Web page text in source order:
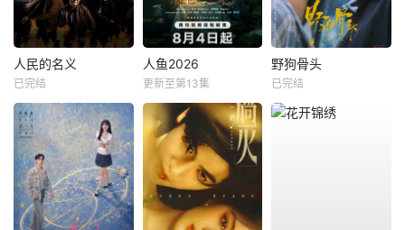
人民的名义
已完结
人鱼2026
更新至第13集
野狗骨头
已完结